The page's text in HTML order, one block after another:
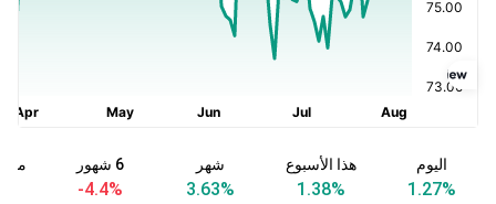
اليوم
1.27%
هذا الأسبوع
1.38%
شهر
3.63%
6 شهور
-4.4%
منذ